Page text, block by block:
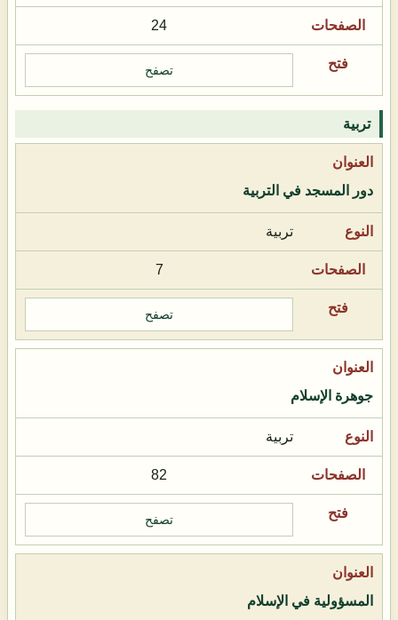
24
تصفح
تربية
دور المسجد في التربية
تربية
7
تصفح
جوهرة الإسلام
تربية
82
تصفح
المسؤولية في الإسلام